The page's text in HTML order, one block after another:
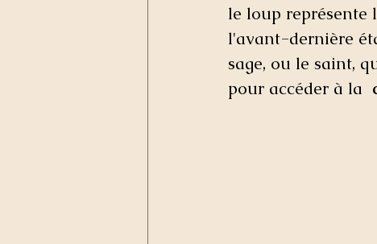
le loup
l'avant-dernière
sage, ou le saint,
pour accéder à la